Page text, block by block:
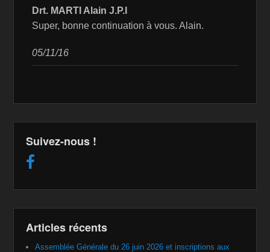
Drt. MARTI Alain J.P.I
Super, bonne continuation à vous. Alain.
05/11/16
Suivez-nous !
Articles récents
Assemblée Générale du 26 juin 2026 et inscriptions aux